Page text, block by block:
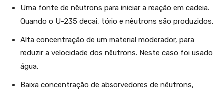
Uma fonte de nêutrons para iniciar a reação em cadeia.
Quando o U-235 decai, tório e nêutrons são produzidos.
Alta concentração de um material moderador, para
reduzir a velocidade dos nêutrons. Neste caso foi usado
água.
Baixa concentração de absorvedores de nêutrons,